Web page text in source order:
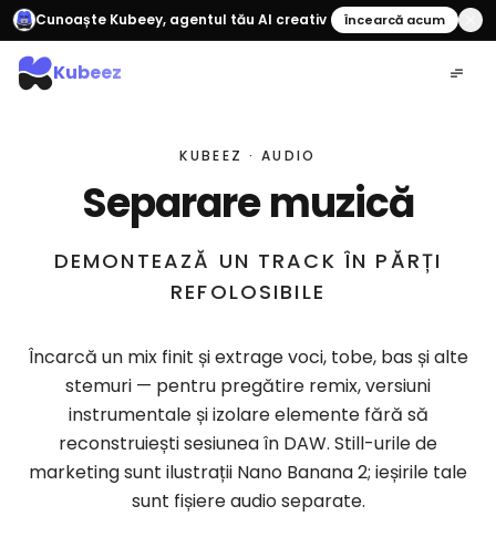
Cunoaște Kubeey, agentul tău AI creativ Încearcă acum
Kubeez
KUBEEZ · AUDIO
Separare muzică
DEMONTEAZĂ UN TRACK ÎN PĂRȚI
REFOLOSIBILE
Încarcă un mix finit și extrage voci, tobe, bas și alte
stemuri — pentru pregătire remix, versiuni
instrumentale și izolare elemente fără să
reconstruiești sesiunea în DAW. Still-urile de
marketing sunt ilustrații Nano Banana 2; ieșirile tale
sunt fișiere audio separate.